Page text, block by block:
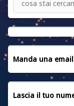
NOTIZIE
EMERGENZA
CONVENZIONI
CONTATTACI
Manda una email
Lascia il tuo